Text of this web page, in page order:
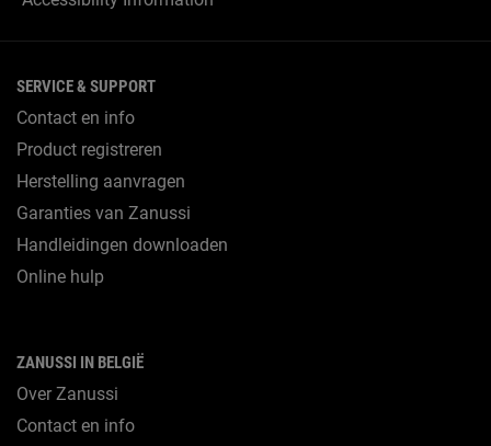
SERVICE & SUPPORT
Contact en info
Product registreren
Herstelling aanvragen
Garanties van Zanussi
Handleidingen downloaden
Online hulp
ZANUSSI IN BELGIË
Over Zanussi
Contact en info